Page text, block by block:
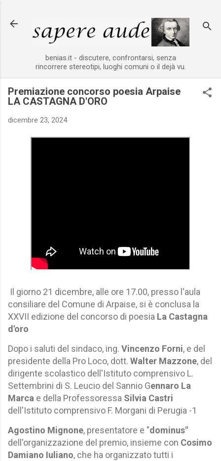
benias.it - discutere, confrontarsi, senza
rincorrere stereotipi, luoghi comuni o il dejà vu.
Premiazione concorso poesia Arpaise
LA CASTAGNA D'ORO
dicembre 23, 2024
Il giorno 21 dicembre, alle ore 17.00, presso l'aula
consiliare del Comune di Arpaise, si è conclusa la
XXVII edizione del concorso di poesia La Castagna
d'oro
Dopo i saluti del sindaco, ing. Vincenzo Forni, e del
presidente della Pro Loco, dott. Walter Mazzone, del
dirigente scolastico dell'Istituto comprensivo L.
Settembrini di S. Leucio del Sannio Gennaro La
Marca e della Professoressa Silvia Castri
dell'Istituto comprensivo F. Morgani di Perugia -1
Agostino Mignone, presentatore e "dominus"
dell'organizzazione del premio, insieme con Cosimo
Damiano Iuliano, che ha organizzato tutti i